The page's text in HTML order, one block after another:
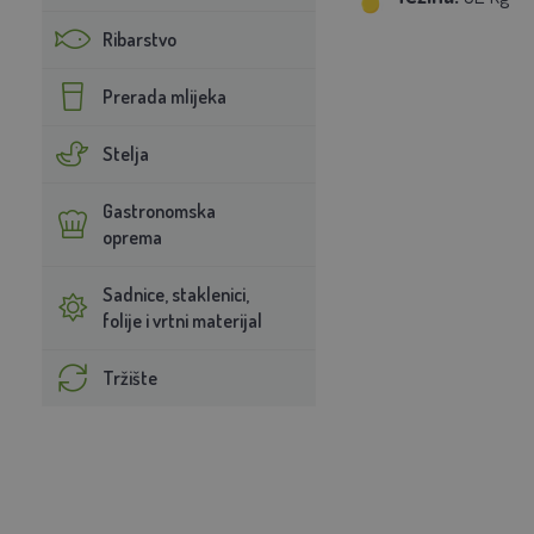
Ribarstvo
Prerada mlijeka
Stelja
Gastronomska
oprema
Sadnice, staklenici,
folije i vrtni materijal
Tržište